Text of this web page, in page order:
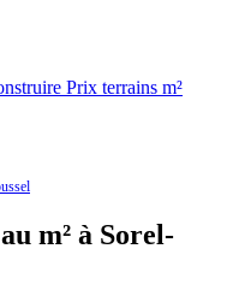
Prix terrains m²
m² à Sorel-